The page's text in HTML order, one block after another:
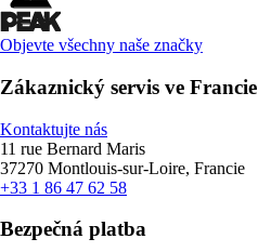
Objevte všechny naše značky
Zákaznický servis ve Francie
Kontaktujte nás
11 rue Bernard Maris
37270 Montlouis-sur-Loire, Francie
+33 1 86 47 62 58
Bezpečná platba